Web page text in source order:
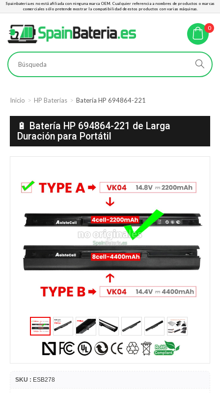
Spainbateria.es no está afiliada con ninguna marca OEM. Cualquier referencia a nombres de productos o marcas
comerciales sólo pretende mostrar la compatibilidad de estos productos con varias máquinas.
0
Inicio HP Baterías Batería HP 694864-221
🔋 Batería HP 694864-221 de Larga
Duración para Portátil
SKU : ESB278